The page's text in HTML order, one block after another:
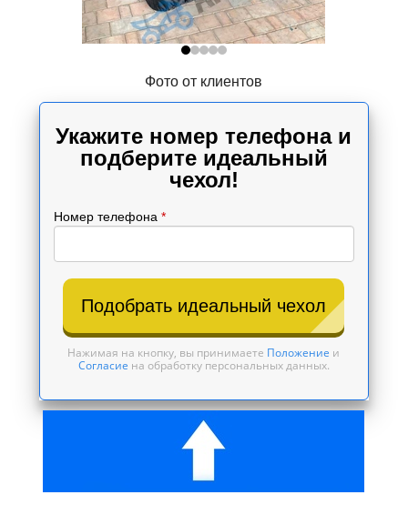
Фото от клиентов
Укажите номер телефона и
подберите идеальный
чехол!
Номер телефона *
Подобрать идеальный чехол
Нажимая на кнопку, вы принимаете Положение и
Согласие на обработку персональных данных.